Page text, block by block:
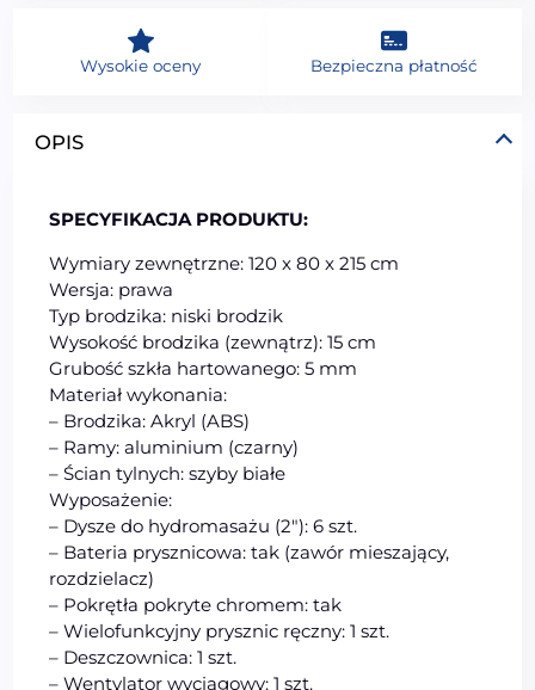
OPIS
SPECYFIKACJA PRODUKTU:
Wymiary zewnętrzne: 120 x 80 x 215 cm
Wersja: prawa
Typ brodzika: niski brodzik
Wysokość brodzika (zewnątrz): 15 cm
Grubość szkła hartowanego: 5 mm
Materiał wykonania:
– Brodzika: Akryl (ABS)
– Ramy: aluminium (czarny)
– Ścian tylnych: szyby białe
Wyposażenie:
– Dysze do hydromasażu (2″): 6 szt.
– Bateria prysznicowa: tak (zawór mieszający,
rozdzielacz)
– Pokrętła pokryte chromem: tak
– Wielofunkcyjny prysznic ręczny: 1 szt.
– Deszczownica: 1 szt.
– Wentylator wyciągowy: 1 szt.
Wysokie oceny Bezpieczna płatność